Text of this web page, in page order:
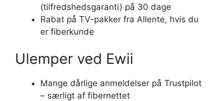
(tilfredshedsgaranti) på 30 dage
Rabat på TV-pakker fra Allente, hvis du
er fiberkunde
Ulemper ved Ewii
Mange dårlige anmeldelser på Trustpilot
– særligt af fibernettet